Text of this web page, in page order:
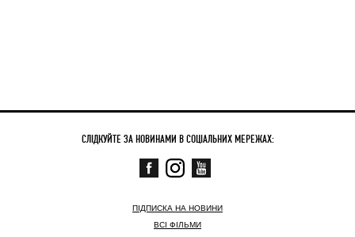
СЛІДКУЙТЕ ЗА НОВИНАМИ В СОЦІАЛЬНИХ МЕРЕЖАХ:
ПІДПИСКА НА НОВИНИ
ВСІ ФІЛЬМИ